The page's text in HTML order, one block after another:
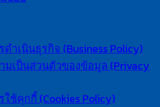
ำเนินธุรกิจ (Business Policy)
มเป็นส่วนตัวของข้อมูล (Privacy
ช้คุกกี้ (Cookies Policy)